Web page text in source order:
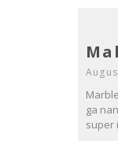
ga
super